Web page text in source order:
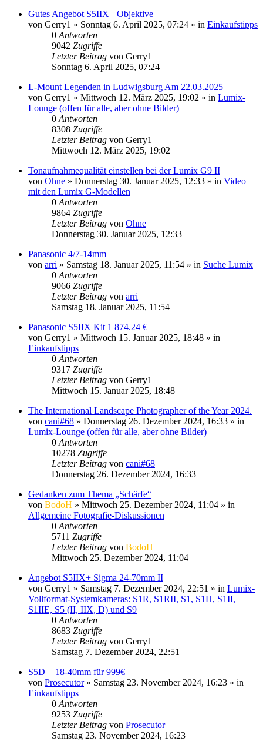
Gutes Angebot S5IIX +Objektive
von Gerry1 » Sonntag 6. April 2025, 07:24 » in Einkaufstipps
0 Antworten
9042 Zugriffe
Letzter Beitrag von Gerry1
Sonntag 6. April 2025, 07:24
L-Mount Legenden in Ludwigsburg Am 22.03.2025
von Gerry1 » Mittwoch 12. März 2025, 19:02 » in Lumix-
Lounge (offen für alle, aber ohne Bilder)
0 Antworten
8308 Zugriffe
Letzter Beitrag von Gerry1
Mittwoch 12. März 2025, 19:02
Tonaufnahmequalität einstellen bei der Lumix G9 II
von Ohne » Donnerstag 30. Januar 2025, 12:33 » in Video
mit den Lumix G-Modellen
0 Antworten
9864 Zugriffe
Letzter Beitrag von Ohne
Donnerstag 30. Januar 2025, 12:33
Panasonic 4/7-14mm
von arri » Samstag 18. Januar 2025, 11:54 » in Suche Lumix
0 Antworten
9066 Zugriffe
Letzter Beitrag von arri
Samstag 18. Januar 2025, 11:54
Panasonic S5IIX Kit 1 874.24 €
von Gerry1 » Mittwoch 15. Januar 2025, 18:48 » in
Einkaufstipps
0 Antworten
9317 Zugriffe
Letzter Beitrag von Gerry1
Mittwoch 15. Januar 2025, 18:48
The International Landscape Photographer of the Year 2024.
von cani#68 » Donnerstag 26. Dezember 2024, 16:33 » in
Lumix-Lounge (offen für alle, aber ohne Bilder)
0 Antworten
10278 Zugriffe
Letzter Beitrag von cani#68
Donnerstag 26. Dezember 2024, 16:33
Gedanken zum Thema „Schärfe“
von BodoH » Mittwoch 25. Dezember 2024, 11:04 » in
Allgemeine Fotografie-Diskussionen
0 Antworten
5711 Zugriffe
Letzter Beitrag von BodoH
Mittwoch 25. Dezember 2024, 11:04
Angebot S5IIX+ Sigma 24-70mm II
von Gerry1 » Samstag 7. Dezember 2024, 22:51 » in Lumix-
Vollformat-Systemkameras: S1R, S1RII, S1, S1H, S1II,
S1IIE, S5 (II, IIX, D) und S9
0 Antworten
8683 Zugriffe
Letzter Beitrag von Gerry1
Samstag 7. Dezember 2024, 22:51
S5D + 18-40mm für 999€
von Prosecutor» Samstag 23. November 2024, 16:23 » in
Einkaufstipps
0 Antworten
9253 Zugriffe
Letzter Beitrag von Prosecutor
Samstag 23. November 2024, 16:23